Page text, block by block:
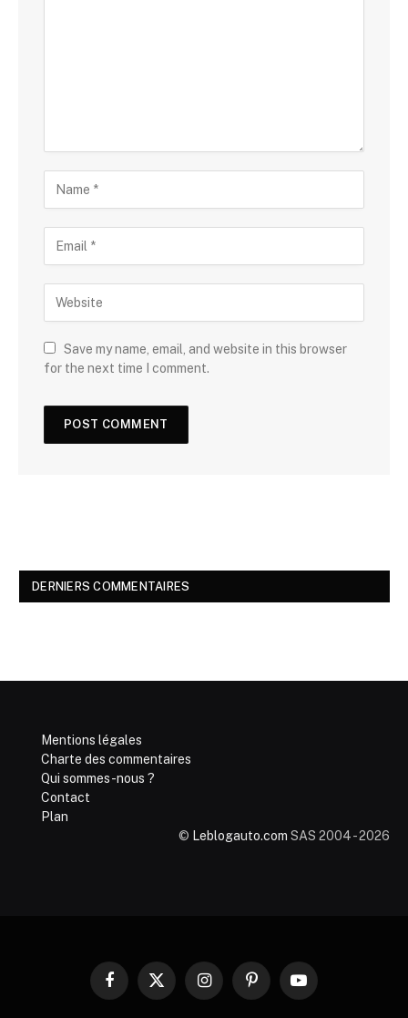
Save my name, email, and website in this browser
for the next time I comment.
DERNIERS COMMENTAIRES
Mentions légales
Charte des commentaires
Qui sommes-nous ?
Contact
Plan
© Leblogauto.com SAS 2004 - 2026
Facebook
X
InstagramPinterestYouTube